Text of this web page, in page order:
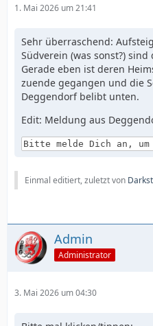
1. Mai 2026 um 21:41
Sehr überraschend:
Südverein (was sonst?)
Gerade eben ist deren
zuende gegangen und die
Deggendorf belibt unten.
Edit: Meldung aus
Bitte melde Dich an,
Einmal editiert, zuletzt von
Admin
Administrator
3. Mai 2026 um 04:30